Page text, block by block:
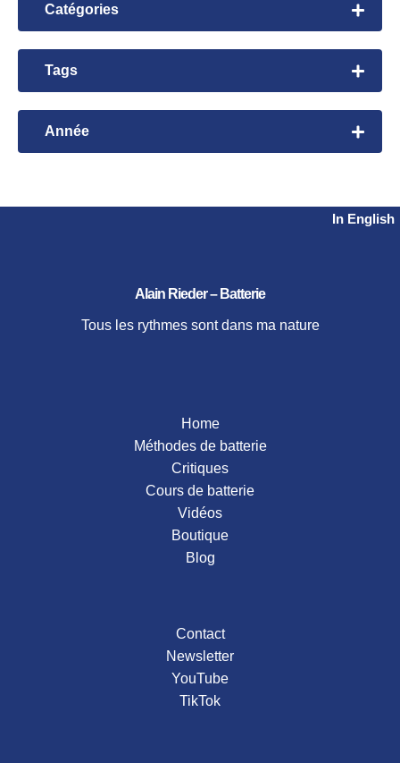
Catégories
Rhythmic Exploration
Time Initiation
Time Manipulation
videos
Tags
David Garibaldi
Harvey Mason
Nanigo
Année
2023
In English
Alain Rieder – Batterie
Tous les rythmes sont dans ma nature
Home
Méthodes de batterie
Critiques
Cours de batterie
Vidéos
Boutique
Blog
Contact
Newsletter
YouTube
TikTok